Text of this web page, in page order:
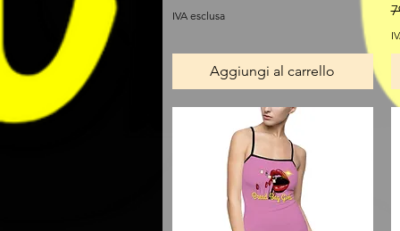
IVA esclusa
Aggiungi al carrello